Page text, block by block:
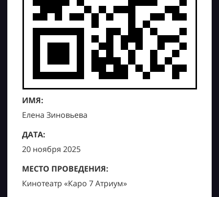
ИМЯ:
Елена Зиновьева
ДАТА:
20 ноября 2025
МЕСТО ПРОВЕДЕНИЯ:
Кинотеатр «Каро 7 Атриум»